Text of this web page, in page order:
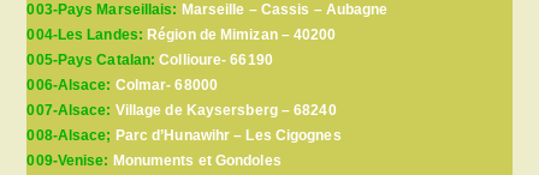
003-Pays Marseillais: Marseille – Cassis – Aubagne
004-Les Landes: Région de Mimizan – 40200
005-Pays Catalan:Collioure- 66190
006-Alsace: Colmar- 68000
007-Alsace: Village de Kaysersberg – 68240
008-Alsace; Parc d’Hunawihr – Les Cigognes
009-Venise: Monuments et Gondoles